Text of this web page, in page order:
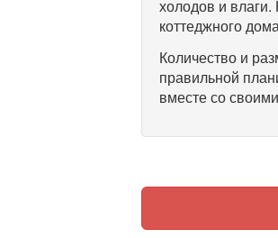
холодов и
коттеджного
Количество и
правильной
вместе со